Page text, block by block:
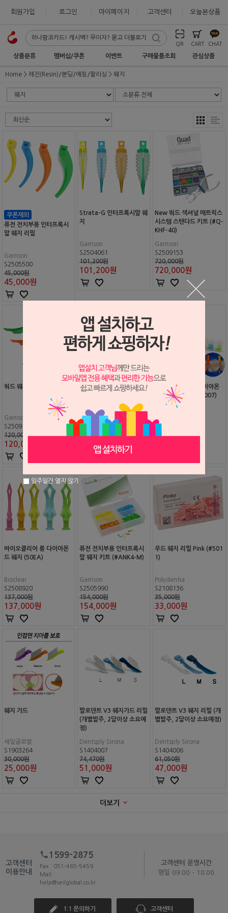
회원가입 로그인 마이페이지 고객센터 오늘본상품
QR CART CHAT
상품분류 멤버십/쿠폰 이벤트 구매물품조회 관심상품
Home 레진(Resin)/본딩/에칭/팔리싱 웨지
퓨전 전치부용 인터프록시
말 웨지 리필
Garrison
S2505500
45,000원
45,000원
Strata-G 인터프록시말 웨
지
Garrison
S2504061
101,200원
101,200원
New 쿼드 섹셔널 매트릭스
시스템 스탠다드 키트 (#Q-
KHF-40)
Garrison
S2509153
720,000원
720,000원
쿼드 웨지 리필
Garrison
S2509151
120,000원
120,000
쿼드 웨지 키트 (#QK4-M)
Garrison
S2509152
220,000원
220,000원
바이오클리어 롱 다이아몬
드 웨지 키트 (#812007)
S2508921
170,000원
바이오클리어 롱 다이아몬
드 웨지 (50EA)
Bioclear
S2508920
137,000원
137,000원
퓨전 전치부용 인터프록시
말 웨지 키트 (#ANK4-M)
Garrison
S2505990
154,000원
154,000원
우드 웨지 리필 Pink (#501
1)
Polydentia
S2108136
35,000원
33,000원
웨지 가드
세일글로발
S1903264
30,000원
25,000원
팔로덴트 V3 웨지가드 리필
(개별발주, 2달이상 소요예
정)
Dentsply Sirona
S1404007
74,470원
51,000원
팔로덴트 V3 웨지 리필 (개
별발주, 2달이상 소요예정)
Dentsply Sirona
S1404006
61,050원
47,000원
더보기
고객센터
이용안내
1599-2875
Fax : 051-465-5459
Mail :
help@seilglobal.co.kr
고객센터 운영시간
평일 09:00 - 18:00
1:1 문의하기 고객센터
일주일간 열지 않기